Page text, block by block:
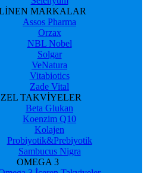
MARKALAR
Assos Pharma
Orzax
NBL Nobel
Solgar
VeNatura
Vitabiotics
Zade Vital
TAKVİYELER
Beta Glukan
Koenzim Q10
Kolajen
Probiyotik&Prebiyotik
Sambucus Nigra
OMEGA 3